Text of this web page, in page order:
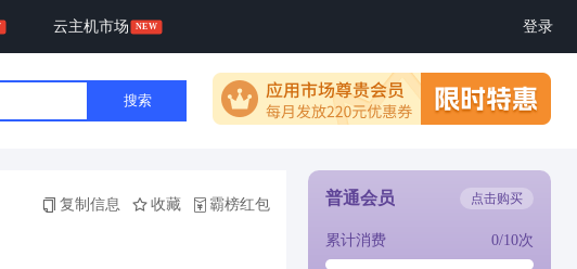
云主机市场 登录
搜索
复制信息 收藏 霸榜红包 普通会员 点击购买
累计消费 0/10次